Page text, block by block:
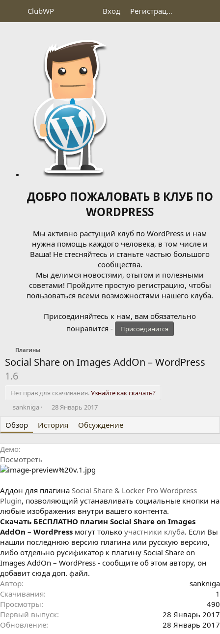
ClubWP Вход Регистрация
ДОБРО ПОЖАЛОВАТЬ В КЛУБ ПО
WORDPRESS
Мы активно растущий клуб по WordPress и нам
нужна помощь каждого человека, в том числе и
Ваша! Не стесняйтесь и станьте частью большого
сообщества.
Мы делимся новостями, отытом и полезными
советами! Пройдите простую регистрацию, чтобы
пользоваться всеми возможностями нашего клуба.
Присоединяйтесь к нам, вам обязательно
понравится -
Присоединится
Плагины
Social Share on Images AddOn – WordPress
1.6
Нет прав для скачивания.Узнайте как скачать?
А
т
о
р
sankniga
Д
т
а
с
д
и
я
28 Январь 2017
Обзор История Обсуждение
Демо
Посмотреть
Аддон для плагина Social Share & Locker Pro Wordpress
Plugin, позволяющий устанавливать социальные кнопки на
любые изображения внутри вашего контента.
Cкачать БЕСПЛАТНО плагин Social Share on Images
AddOn – WordPress могут только участники клуба. Если Вы
нашли последнюю версию плагина или русскую версию,
либо отдельно русификатор к плагину Social Share on
Images AddOn – WordPress - сообщите об этом автору, он
добавит сюда доп. файл.
Автор
sankniga
Скачивания
1
Просмотры
490
Первый выпуск
28 Январь 2017
Обновление
28 Январь 2017